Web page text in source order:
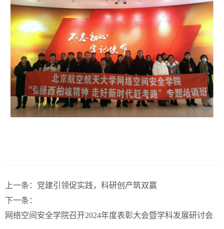
上一条： 党建引领促实践，科研创产筑双赢
下一条：
网络空间安全学院召开2024年度表彰大会暨学科发展研讨会